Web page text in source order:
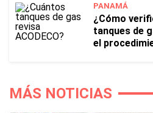
PANAMÁ
¿Cómo
tanques de
el
MÁS NOTICIAS